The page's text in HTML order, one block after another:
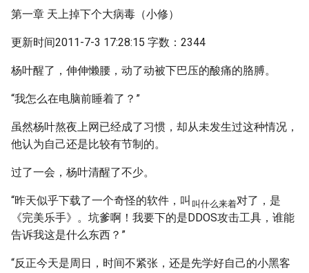
第一章 天上掉下个大病毒（小修）
更新时间2011-7-3 17:28:15 字数：2344
杨叶醒了，伸伸懒腰，动了动被下巴压的酸痛的胳膊。
“我怎么在电脑前睡着了？”
虽然杨叶熬夜上网已经成了习惯，却从未发生过这种情况，
他认为自己还是比较有节制的。
过了一会，杨叶清醒了不少。
“昨天似乎下载了一个奇怪的软件，叫 叫什么来着对了，是
《完美乐手》。坑爹啊！我要下的是DDOS攻击工具，谁能
告诉我这是什么东西？”
“反正今天是周日，时间不紧张，还是先学好自己的小黑客